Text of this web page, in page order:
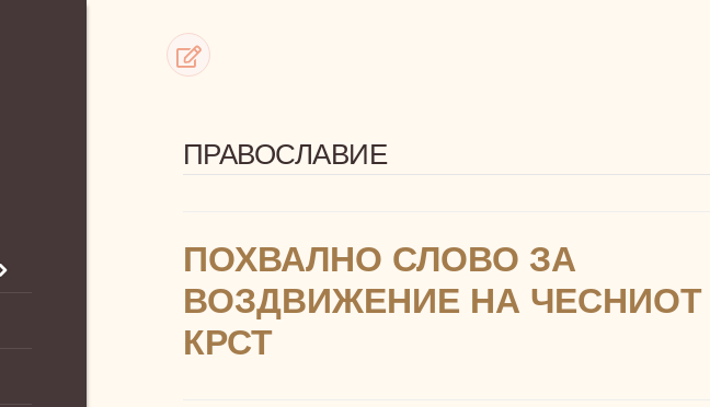
ПРАВОСЛАВИЕ
ПОХВАЛНО СЛОВО ЗА
ВОЗДВИЖЕНИЕ НА ЧЕСНИОТ
КРСТ